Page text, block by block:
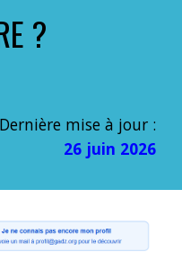
?
Dernièremise à jour :
26 juin 2026